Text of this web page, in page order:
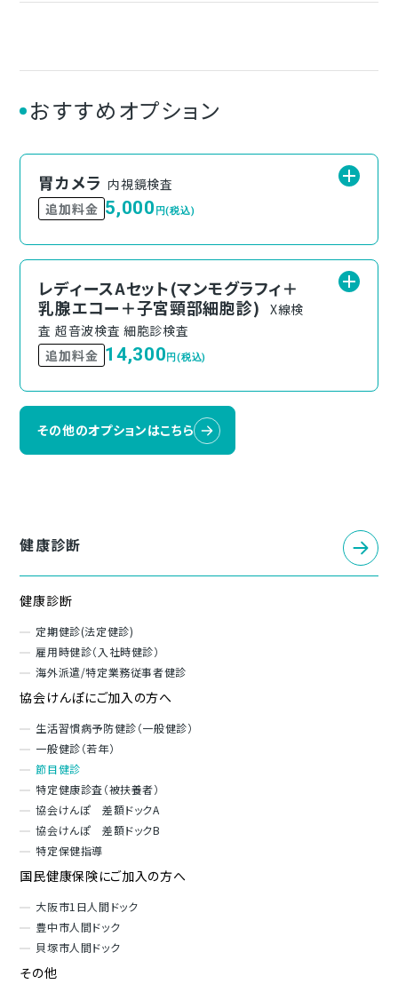
健康診断
健康診断
定期健診(法定健診)
雇用時健診（入社時健診）
海外派遣/特定業務従事者健診
協会けんぽにご加入の方へ
生活習慣病予防健診（一般健診）
一般健診（若年）
節目健診
特定健康診査（被扶養者）
協会けんぽ 差額ドックA
協会けんぽ 差額ドックB
特定保健指導
国民健康保険にご加入の方へ
大阪市1日人間ドック
豊中市人間ドック
貝塚市人間ドック
その他
おすすめオプション
胃カメラ 内視鏡検査
追加料金 5,000 円(税込)
レディースAセット(マンモグラフィ＋
乳腺エコー＋子宮頸部細胞診)
X線検
査 超音波検査 細胞診検査
追加料金 14,300 円(税込)
その他のオプションはこちら